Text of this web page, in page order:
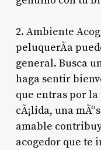
2. Ambiente
peluquerÃ­a
general. Busca
haga sentir
que entras por la
cÃ¡lida, una
amable
acogedor que te